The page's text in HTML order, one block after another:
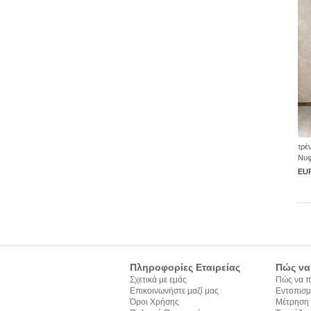
Πληροφορίες Εταιρείας
Σχετικά με εμάς
Επικοινωνήστε μαζί μας
Όροι Χρήσης
Πώς να
Πώς να
Μέτρηση